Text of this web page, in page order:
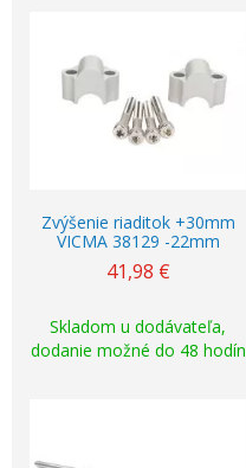
Zvýšenie riaditok +30mm
VICMA 38129 -22mm
41,98 €
Skladom u dodávateľa,
dodanie možné do 48 hodín